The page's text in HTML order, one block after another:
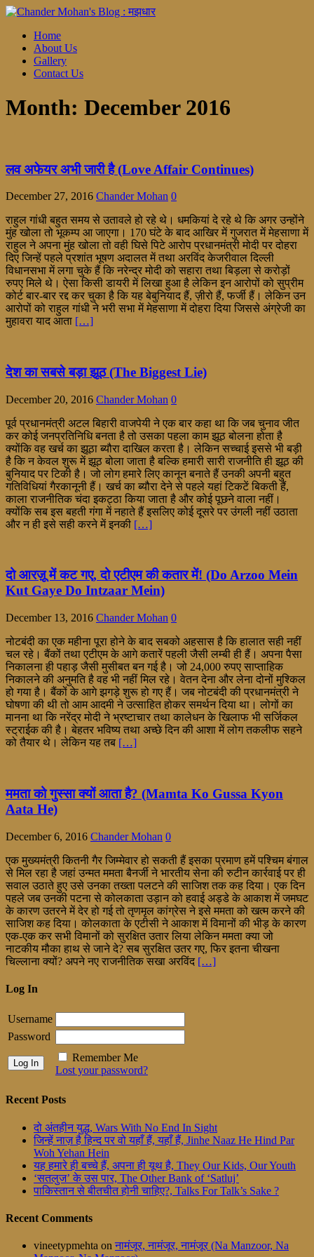
Home
About Us
Gallery
Contact Us
Month: December 2016
लव अफेयर अभी जारी है (Love Affair Continues)
December 27, 2016 Chander Mohan 0
राहुल गांधी बहुत समय से उतावले हो रहे थे। धमकियां दे रहे थे कि अगर उन्होंने
मुंह खोला तो भूकम्प आ जाएगा। 170 घंटे के बाद आखिर में गुजरात में मेहसाणा में
राहुल ने अपना मुंह खोला तो वही घिसे पिटे आरोप प्रधानमंत्री मोदी पर दोहरा
दिए जिन्हें पहले प्रशांत भूषण अदालत में तथा अरविंद केजरीवाल दिल्ली
विधानसभा में लगा चुके हैं कि नरेन्द्र मोदी को सहारा तथा बिड़ला से करोड़ों
रुपए मिले थे। ऐसा किसी डायरी में लिखा हुआ है लेकिन इन आरोपों को सुप्रीम
कोर्ट बार-बार रद्द कर चुका है कि यह बेबुनियाद हैं, ज़ीरो हैं, फर्जी हैं। लेकिन उन
आरोपों को राहुल गांधी ने भरी सभा में मेहसाणा में दोहरा दिया जिससे अंग्रेजी का
मुहावरा याद आता […]
देश का सबसे बड़ा झूठ (The Biggest Lie)
December 20, 2016 Chander Mohan 0
पूर्व प्रधानमंत्री अटल बिहारी वाजपेयी ने एक बार कहा था कि जब चुनाव जीत
कर कोई जनप्रतिनिधि बनता है तो उसका पहला काम झूठ बोलना होता है
क्योंकि वह खर्च का झूठा ब्यौरा दाखिल करता है। लेकिन सच्चाई इससे भी बड़ी
है कि न केवल शुरू में झूठ बोला जाता है बल्कि हमारी सारी राजनीति ही झूठ की
बुनियाद पर टिकी है। जो लोग हमारे लिए कानून बनाते हैं उनकी अपनी बहुत
गतिविधियां गैरकानूनी हैं। खर्च का ब्यौरा देने से पहले यहां टिकटें बिकती हैं,
काला राजनीतिक चंदा इकट्ठा किया जाता है और कोई पूछने वाला नहीं।
क्योंकि सब इस बहती गंगा में नहाते हैं इसलिए कोई दूसरे पर उंगली नहीं उठाता
और न ही इसे सही करने में इनकी […]
दो आरज़ू में कट गए, दो एटीएम की कतार में! (Do Arzoo Mein
Kut Gaye Do Intzaar Mein)
December 13, 2016 Chander Mohan 0
नोटबंदी का एक महीना पूरा होने के बाद सबको अहसास है कि हालात सही नहीं
चल रहे। बैंकों तथा एटीएम के आगे कतारें पहली जैसी लम्बी ही हैं। अपना पैसा
निकालना ही पहाड़ जैसी मुसीबत बन गई है। जो 24,000 रुपए साप्ताहिक
निकालने की अनुमति है वह भी नहीं मिल रहे। वेतन देना और लेना दोनों मुश्किल
हो गया है। बैंकों के आगे झगड़े शुरू हो गए हैं। जब नोटबंदी की प्रधानमंत्री ने
घोषणा की थी तो आम आदमी ने उत्साहित होकर समर्थन दिया था। लोगों का
मानना था कि नरेंद्र मोदी ने भ्रष्टाचार तथा कालेधन के खिलाफ भी सर्जिकल
स्ट्राईक की है। बेहतर भविष्य तथा अच्छे दिन की आशा में लोग तकलीफ सहने
को तैयार थे। लेकिन यह तब […]
ममता को गुस्सा क्यों आता है? (Mamta Ko Gussa Kyon
Aata He)
December 6, 2016 Chander Mohan 0
एक मुख्यमंत्री कितनी गैर जिम्मेवार हो सकती हैं इसका प्रमाण हमें पश्चिम बंगाल
से मिल रहा है जहां उन्मत ममता बैनर्जी ने भारतीय सेना की रुटीन कार्रवाई पर ही
सवाल उठाते हुए उसे उनका तख्ता पलटने की साजिश तक कह दिया। एक दिन
पहले जब उनकी पटना से कोलकाता उड़ान को हवाई अड्डे के आकाश में जमघट
के कारण उतरने में देर हो गई तो तृणमृल कांग्रेस ने इसे ममता को खत्म करने की
साजिश कह दिया। कोलकाता के एटीसी ने आकाश में विमानों की भीड़ के कारण
एक-एक कर सभी विमानों को सुरक्षित उतार लिया लेकिन ममता क्या जो
नाटकीय मौका हाथ से जाने दे? सब सुरक्षित उतर गए, फिर इतना चीखना
चिल्लाना क्यों? अपने नए राजनीतिक सखा अरविंद […]
Log In
Username
Password
Remember Me
Lost your password?
Recent Posts
दो अंतहीन युद्ध, Wars With No End In Sight
जिन्हें नाज़ है हिन्द पर वो यहाँ हैं, यहाँ हैं, Jinhe Naaz He Hind Par
Woh Yehan Hein
यह हमारे ही बच्चे हैं, अपना ही यूथ है, They Our Kids, Our Youth
‘सतलुज’ के उस पार, The Other Bank of ‘Satluj’
पाकिस्तान से बीतचीत होनी चाहिए?, Talks For Talk’s Sake ?
Recent Comments
vineetypmehta on नामंजूर, नामंजूर, नामंजूर (Na Manzoor, Na